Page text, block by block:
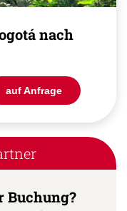
nach
auf Anfrage
Buchung?